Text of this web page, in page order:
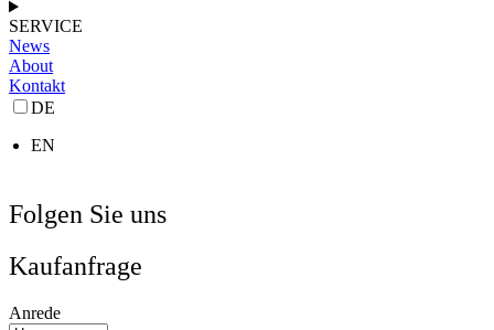
SERVICE
News
About
Kontakt
DE
EN
Folgen Sie uns
Kaufanfrage
Anrede